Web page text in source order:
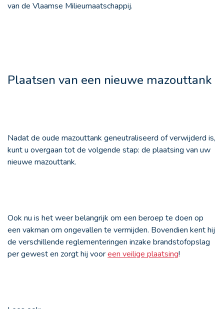
van de Vlaamse Milieumaatschappij.
Plaatsen van een nieuwe mazouttank
Nadat de oude mazouttank geneutraliseerd of verwijderd is,
kunt u overgaan tot de volgende stap: de plaatsing van uw
nieuwe mazouttank.
Ook nu is het weer belangrijk om een beroep te doen op
een vakman om ongevallen te vermijden. Bovendien kent hij
de verschillende reglementeringen inzake brandstofopslag
per gewest en zorgt hij vooreen veilige plaatsing!